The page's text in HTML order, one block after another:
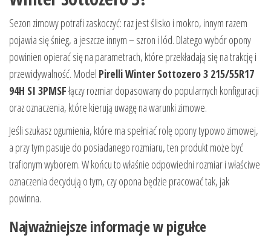
Sezon zimowy potrafi zaskoczyć: raz jest ślisko i mokro, innym razem
pojawia się śnieg, a jeszcze innym – szron i lód. Dlatego wybór opony
powinien opierać się na parametrach, które przekładają się na trakcję i
przewidywalność. Model Pirelli Winter Sottozero 3 215/55R17
94H SI 3PMSFłączy rozmiar dopasowany do popularnych konfiguracji
oraz oznaczenia, które kierują uwagę na warunki zimowe.
Jeśli szukasz ogumienia, które ma spełniać rolę opony typowo zimowej,
a przy tym pasuje do posiadanego rozmiaru, ten produkt może być
trafionym wyborem. W końcu to właśnie odpowiedni rozmiar i właściwe
oznaczenia decydują o tym, czy opona będzie pracować tak, jak
powinna.
Najważniejsze informacje w pigułce